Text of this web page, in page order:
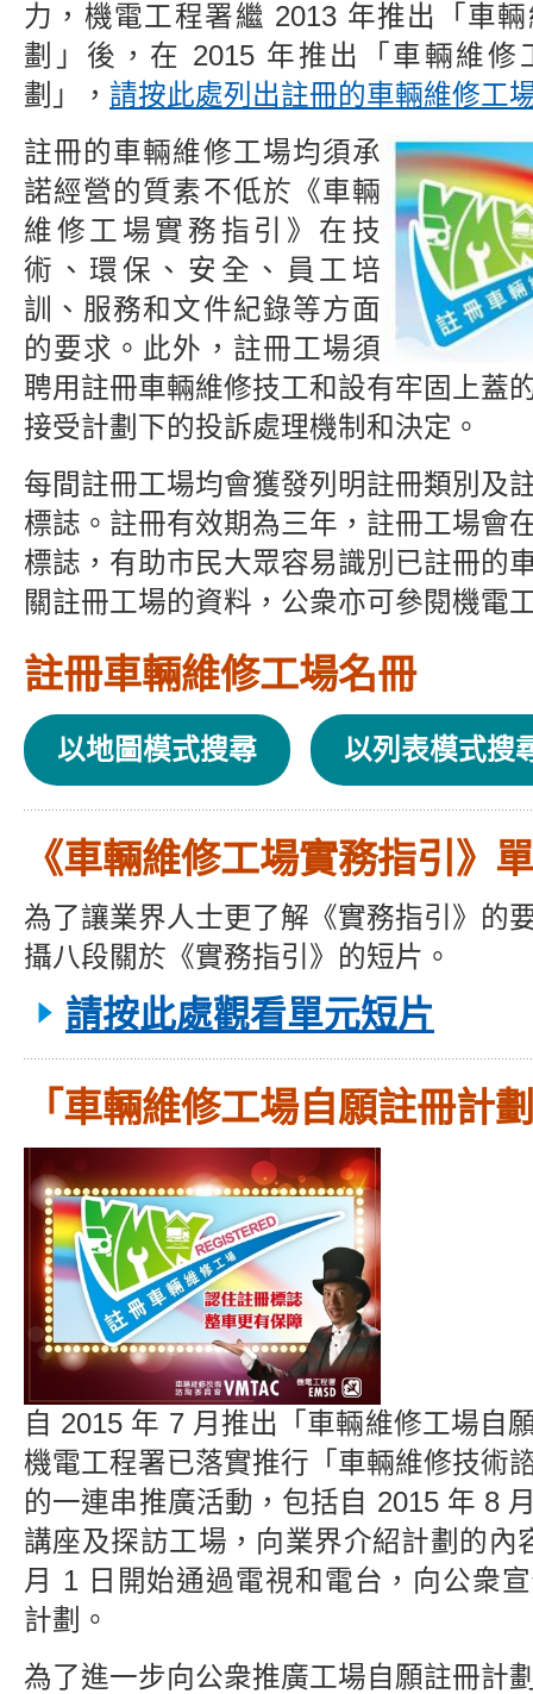
力，機電工程署繼 2013 年推出「車
劃」後，在 2015 年推出「車輛維修
劃」， 請按此處列出註冊的車輛維修工
註冊的車輛維修工場均須承
諾經營的質素不低於《車輛
維修工場實務指引》在技
術、環保、安全、員工培
訓、服務和文件紀錄等方面
的要求。此外，註冊工場須
聘用註冊車輛維修技工和設有牢固上蓋
接受計劃下的投訴處理機制和決定。
每間註冊工場均會獲發列明註冊類別及
標誌。註冊有效期為三年，註冊工場會
標誌，有助市民大眾容易識別已註冊的
關註冊工場的資料，公衆亦可參閱機電
註冊車輛維修工場名冊
以地圖模式搜尋 以列表模式搜
《車輛維修工場實務指引》
為了讓業界人士更了解《實務指引》的
攝八段關於《實務指引》的短片。
請按此處觀看單元短片
「車輛維修工場自願註冊計
自 2015 年 7 月推出「車輛維修工場自
機電工程署已落實推行「車輛維修技術
的一連串推廣活動，包括自 2015 年 8
講座及探訪工場，向業界介紹計劃的內
月 1 日開始通過電視和電台，向公衆
計劃。
為了進一步向公衆推廣工場自願註冊計